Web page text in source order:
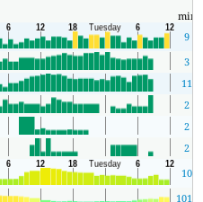
min
9
3
11
2
2
2
10
1011